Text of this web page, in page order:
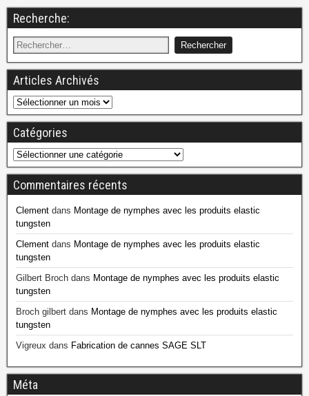
Recherche:
Articles Archivés
Catégories
Commentaires récents
Clement dans Montage de nymphes avec les produits elastic
tungsten
Clement dans Montage de nymphes avec les produits elastic
tungsten
Gilbert Broch dans Montage de nymphes avec les produits elastic
tungsten
Broch gilbert dans Montage de nymphes avec les produits elastic
tungsten
Vigreux dans Fabrication de cannes SAGE SLT
Méta